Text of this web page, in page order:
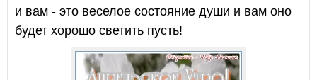
и вам - это веселое состояние души и вам оно
будет хорошо светить пусть!